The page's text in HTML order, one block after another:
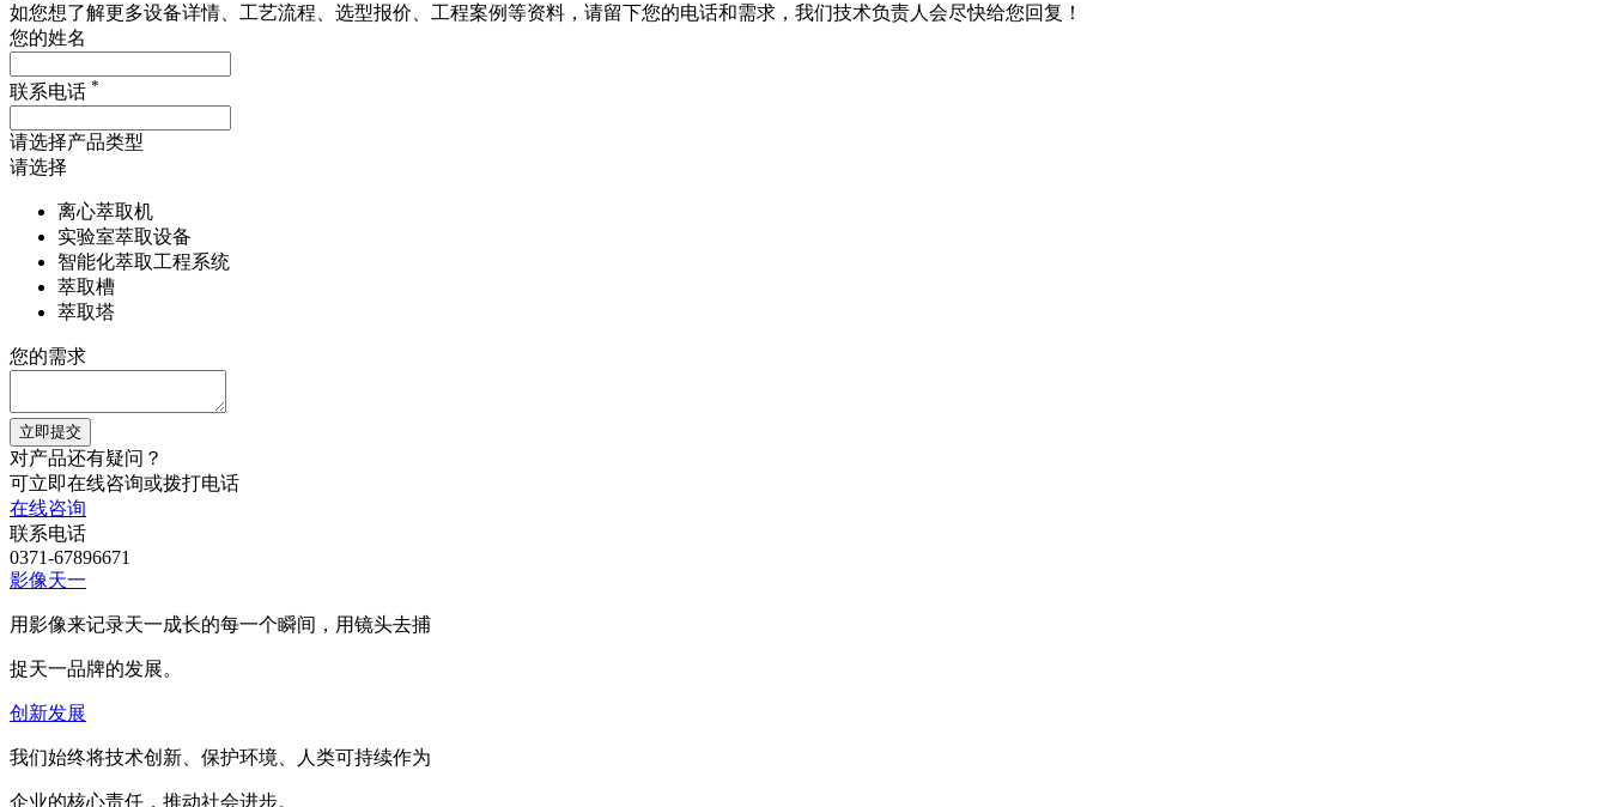
如您想了解更多设备详情、工艺流程、选型报价、工程案例等资料，请留下您的电话和需求，我们技术负责人会尽快给您回复！
您的姓名
联系电话 *
请选择产品类型
请选择
离心萃取机
实验室萃取设备
智能化萃取工程系统
萃取槽
萃取塔
您的需求
立即提交
对产品还有疑问？
可立即在线咨询或拨打电话
在线咨询
联系电话
0371-67896671
影像天一
用影像来记录天一成长的每一个瞬间，用镜头去捕
捉天一品牌的发展。
创新发展
我们始终将技术创新、保护环境、人类可持续作为
企业的核心责任，推动社会进步。